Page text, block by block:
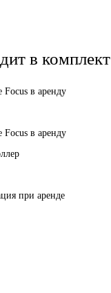
в комплект
при аренде